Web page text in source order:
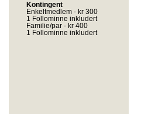
Kontingent
Enkeltmedlem - kr 300
1 Follominne inkludert
Familie/par - kr 400
1 Follominne inkludert